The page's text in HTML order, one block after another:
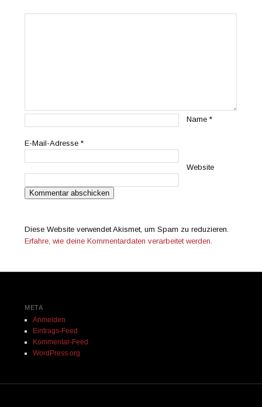
Name*
E-Mail-Adresse*
Website
Diese Website verwendet Akismet, um Spam zu reduzieren.
Erfahre, wie deine Kommentardaten verarbeitet werden.
META
Anmelden
Eintrags-Feed
Kommentar-Feed
WordPress.org